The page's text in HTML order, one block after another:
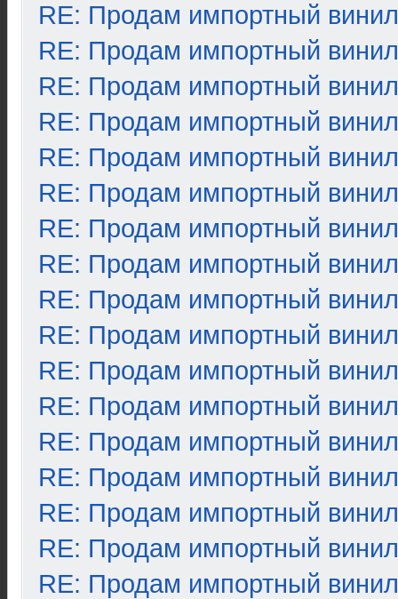
RE: Продам импортный винил
RE: Продам импортный винил
RE: Продам импортный винил
RE: Продам импортный винил
RE: Продам импортный винил
RE: Продам импортный винил
RE: Продам импортный винил
RE: Продам импортный винил
RE: Продам импортный винил
RE: Продам импортный винил
RE: Продам импортный винил
RE: Продам импортный винил
RE: Продам импортный винил
RE: Продам импортный винил
RE: Продам импортный винил
RE: Продам импортный винил
RE: Продам импортный винил